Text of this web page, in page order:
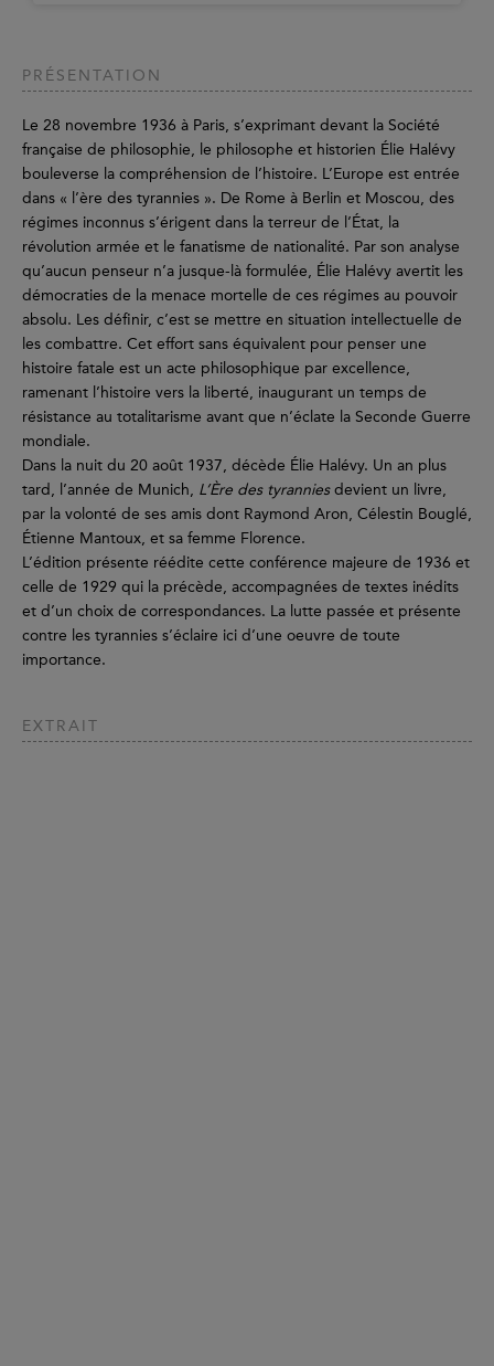
PRÉSENTATION
Le 28 novembre 1936 à Paris, s’exprimant devant la Société
française de philosophie, le philosophe et historien Élie Halévy
bouleverse la compréhension de l’histoire. L’Europe est entrée
dans « l’ère des tyrannies ». De Rome à Berlin et Moscou, des
régimes inconnus s’érigent dans la terreur de l’État, la
révolution armée et le fanatisme de nationalité. Par son analyse
qu’aucun penseur n’a jusque-là formulée, Élie Halévy avertit les
démocraties de la menace mortelle de ces régimes au pouvoir
absolu. Les définir, c’est se mettre en situation intellectuelle de
les combattre. Cet effort sans équivalent pour penser une
histoire fatale est un acte philosophique par excellence,
ramenant l’histoire vers la liberté, inaugurant un temps de
résistance au totalitarisme avant que n’éclate la Seconde Guerre
mondiale.
Dans la nuit du 20 août 1937, décède Élie Halévy. Un an plus
tard, l’année de Munich, L’Ère des tyranniesdevient un livre,
par la volonté de ses amis dont Raymond Aron, Célestin Bouglé,
Étienne Mantoux, et sa femme Florence.
L’édition présente réédite cette conférence majeure de 1936 et
celle de 1929 qui la précède, accompagnées de textes inédits
et d’un choix de correspondances. La lutte passée et présente
contre les tyrannies s’éclaire ici d’une oeuvre de toute
importance.
EXTRAIT